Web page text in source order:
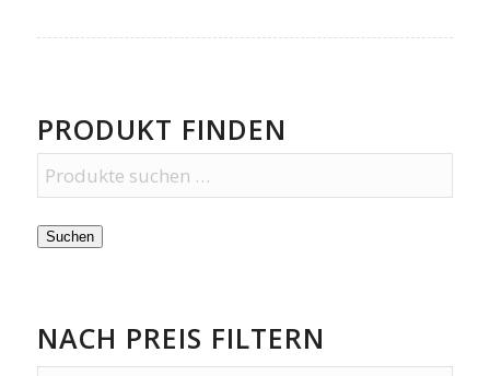
PRODUKT FINDEN
Suchen
NACH PREIS FILTERN